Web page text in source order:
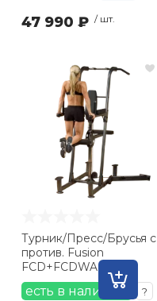
47 990 ₽ / шт.
Турник/Пресс/Брусья с
против. Fusion
FCD+FCDWA
есть в наличии ?